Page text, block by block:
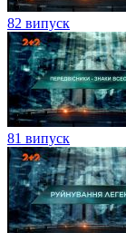
82 випуск
81 випуск